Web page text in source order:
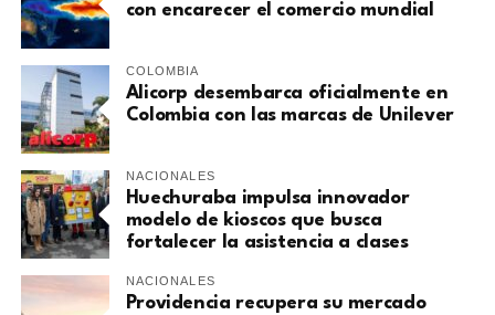
con encarecer el comercio mundial
COLOMBIA
Alicorp desembarca oficialmente en
Colombia con las marcas de Unilever
NACIONALES
Huechuraba impulsa innovador
modelo de kioscos que busca
fortalecer la asistencia a clases
NACIONALES
Providencia recupera su mercado